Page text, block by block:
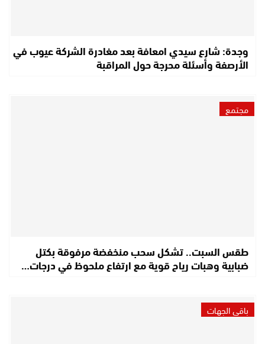
وجدة: شارع سيدي امعافة بعد مغادرة الشركة عيوب في
الأرصفة وأسئلة محرجة حول المراقبة
مجتمع
طقس السبت.. تشكل سحب منخفضة مرفوقة بكتل
ضبابية وهبات رياح قوية مع ارتفاع ملحوظ في درجات…
باقي الجهات